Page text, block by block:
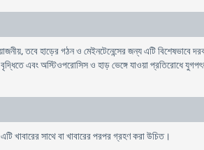
তবে হাড়ের গঠন ও মেইনটেনেন্সের জন্য এটি বিশেষভাবে
এবং অস্টিওপরোসিস ও হাড় ভেঙ্গে যাওয়া প্রতিরোধে
খাবারের সাথে বা খাবারের পরপর গ্রহণ করা উচিত।